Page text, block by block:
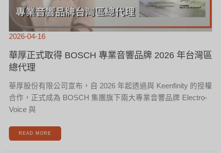
2026-04-16
華厚正式取得 BOSCH 專業音響品牌 2026 年台灣區
總代理
華厚股份有限公司宣布，自 2026 年起透過與 Keenfinity 的授權
合作，正式成為 BOSCH 集團旗下兩大專業音響品牌 Electro-
Voice 與
理
READ MORE